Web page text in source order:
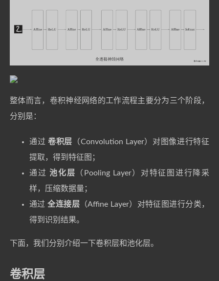
整体而言，卷积神经网络的工作流程主要分为三个阶段，
分别是：
通过卷积层 （Convolution Layer）对图像进行特征
提取，得到特征图；
通过池化层 （Pooling Layer）对特征图进行降采
样，压缩数据量；
通过全连接层（Affine Layer）对特征图进行分类，
得到识别结果。
下面，我们分别介绍一下卷积层和池化层。
卷积层